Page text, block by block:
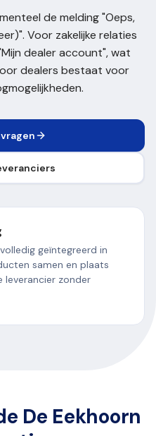
de melding "Oeps,
Voor zakelijke relaties
dealer account", wat
dealers bestaat voor
geïntegreerd in
samen en plaats
leverancier zonder
De Eekhoorn